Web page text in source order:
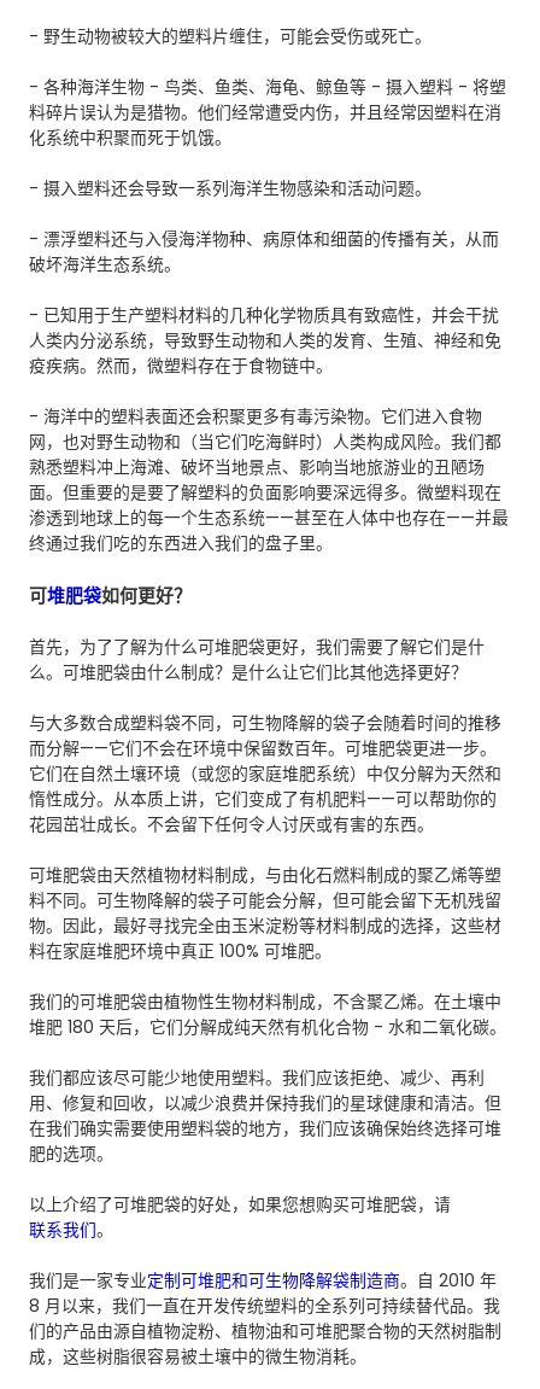
- 野生动物被较大的塑料片缠住，可能会受伤或死亡。
- 各种海洋生物 - 鸟类、鱼类、海龟、鲸鱼等 - 摄入塑料 - 将塑
料碎片误认为是猎物。他们经常遭受内伤，并且经常因塑料在消
化系统中积聚而死于饥饿。
- 摄入塑料还会导致一系列海洋生物感染和活动问题。
- 漂浮塑料还与入侵海洋物种、病原体和细菌的传播有关，从而
破坏海洋生态系统。
- 已知用于生产塑料材料的几种化学物质具有致癌性，并会干扰
人类内分泌系统，导致野生动物和人类的发育、生殖、神经和免
疫疾病。然而，微塑料存在于食物链中。
- 海洋中的塑料表面还会积聚更多有毒污染物。它们进入食物
网，也对野生动物和（当它们吃海鲜时）人类构成风险。我们都
熟悉塑料冲上海滩、破坏当地景点、影响当地旅游业的丑陋场
面。但重要的是要了解塑料的负面影响要深远得多。微塑料现在
渗透到地球上的每一个生态系统——甚至在人体中也存在——并最
终通过我们吃的东西进入我们的盘子里。
可堆肥袋如何更好？
首先，为了了解为什么可堆肥袋更好，我们需要了解它们是什
么。可堆肥袋由什么制成？是什么让它们比其他选择更好？
与大多数合成塑料袋不同，可生物降解的袋子会随着时间的推移
而分解——它们不会在环境中保留数百年。可堆肥袋更进一步。
它们在自然土壤环境（或您的家庭堆肥系统）中仅分解为天然和
惰性成分。从本质上讲，它们变成了有机肥料——可以帮助你的
花园茁壮成长。不会留下任何令人讨厌或有害的东西。
可堆肥袋由天然植物材料制成，与由化石燃料制成的聚乙烯等塑
料不同。可生物降解的袋子可能会分解，但可能会留下无机残留
物。因此，最好寻找完全由玉米淀粉等材料制成的选择，这些材
料在家庭堆肥环境中真正 100% 可堆肥。
我们的可堆肥袋由植物性生物材料制成，不含聚乙烯。在土壤中
堆肥 180 天后，它们分解成纯天然有机化合物 - 水和二氧化碳。
我们都应该尽可能少地使用塑料。我们应该拒绝、减少、再利
用、修复和回收，以减少浪费并保持我们的星球健康和清洁。但
在我们确实需要使用塑料袋的地方，我们应该确保始终选择可堆
肥的选项。
以上介绍了可堆肥袋的好处，如果您想购买可堆肥袋，请
联系我们。
我们是一家专业定制可堆肥和可生物降解袋制造商。自 2010 年
8 月以来，我们一直在开发传统塑料的全系列可持续替代品。我
们的产品由源自植物淀粉、植物油和可堆肥聚合物的天然树脂制
成，这些树脂很容易被土壤中的微生物消耗。